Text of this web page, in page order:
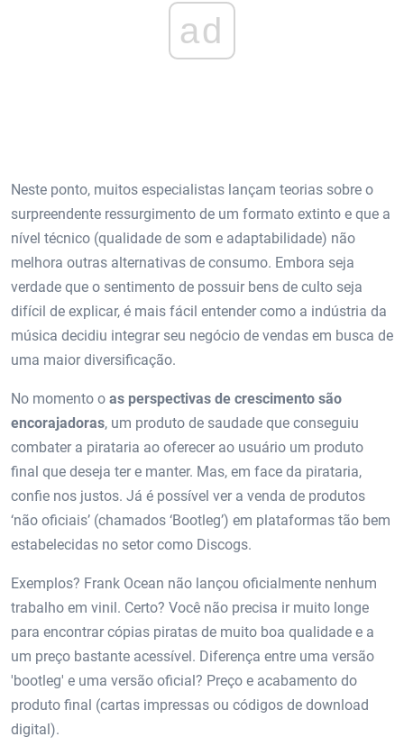
ad
Neste ponto, muitos especialistas lançam teorias sobre o
surpreendente ressurgimento de um formato extinto e que a
nível técnico (qualidade de som e adaptabilidade) não
melhora outras alternativas de consumo. Embora seja
verdade que o sentimento de possuir bens de culto seja
difícil de explicar, é mais fácil entender como a indústria da
música decidiu integrar seu negócio de vendas em busca de
uma maior diversificação.
No momento o as perspectivas de crescimento são
encorajadoras, um produto de saudade que conseguiu
combater a pirataria ao oferecer ao usuário um produto
final que deseja ter e manter. Mas, em face da pirataria,
confie nos justos. Já é possível ver a venda de produtos
‘não oficiais’ (chamados ‘Bootleg’) em plataformas tão bem
estabelecidas no setor como Discogs.
Exemplos? Frank Ocean não lançou oficialmente nenhum
trabalho em vinil. Certo? Você não precisa ir muito longe
para encontrar cópias piratas de muito boa qualidade e a
um preço bastante acessível. Diferença entre uma versão
'bootleg' e uma versão oficial? Preço e acabamento do
produto final (cartas impressas ou códigos de download
digital).